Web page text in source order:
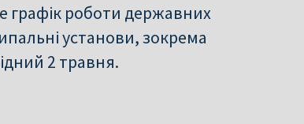
графік роботи державних
установи, зокрема
2 травня.